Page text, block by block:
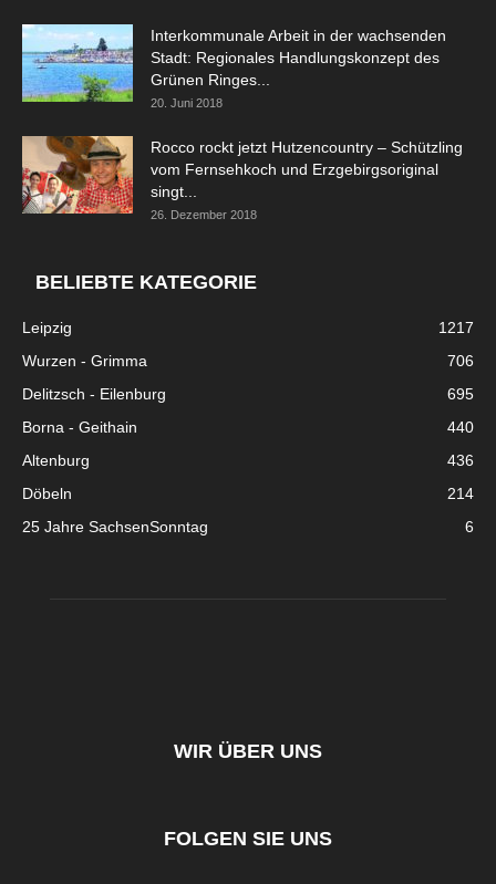
Interkommunale Arbeit in der wachsenden
Stadt: Regionales Handlungskonzept des
Grünen Ringes...
20. Juni 2018
Rocco rockt jetzt Hutzencountry – Schützling
vom Fernsehkoch und Erzgebirgsoriginal
singt...
26. Dezember 2018
BELIEBTE KATEGORIE
Leipzig
1217
Wurzen - Grimma
706
Delitzsch - Eilenburg
695
Borna - Geithain
440
Altenburg
436
Döbeln
214
25 Jahre SachsenSonntag
6
WIR ÜBER UNS
FOLGEN SIE UNS